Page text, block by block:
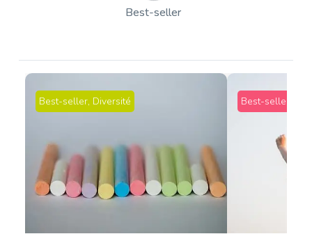
Best-seller
Best-seller, Diversité Best-seller